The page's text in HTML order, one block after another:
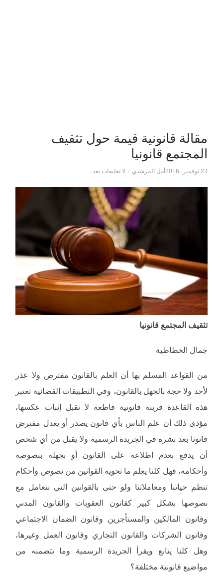
مقالة قانونية قيمة حول تثقيف
المجتمع قانونيا
23 نوفمبر، 2016 أمل المرشدي / لا تعليقات بعد
تثقيف المجتمع قانونيا
جمال الخطاطبة
من القواعد المسلم بها أن العلم بالقانون مفترض ولا عذر
لأحد ولا حجة بالجهل بالقانون، وفي التطبيقات القضائية تعتبر
هذه القاعدة قرينة قانونية قاطعة لا تقبل إثبات عكسها،
مؤدى ذلك أن علم الناس بأي قانون يصدر أو يعدل مفترض
قانونا بعد نشره في الجريدة الرسمية ولا يقبل من أي شخص
أن يدفع بعدم اطلاعه على القانون أو بجهله بنصوصه
وأحكامه، فهل كلنا يعلم ما تحويه القوانين من نصوص وأحكام
تنظم حياتنا ومعاملاتنا ولو حتى بالقوانين التي نتعامل مع
نصوصها بشكل كبير كقانون العقوبات والقانون المدني
وقانون المالكين والمستأجرين وقانون الضمان الاجتماعي
وقانون الشركات والقانون التجاري وقانون العمل وغيرها،
وهل كلنا يتابع ويقرأ الجريدة الرسمية وما تتضمنه من
مواضيع قانونية مختلفة؟